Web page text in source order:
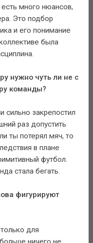
много нюансов,
Это подбор
и его понимание
была
нужно чуть ли не с
команды?
сильно закрепостил
раз допустить
ты потерял мяч, то
в плане
футбол.
стала бегать.
фигурируют
для